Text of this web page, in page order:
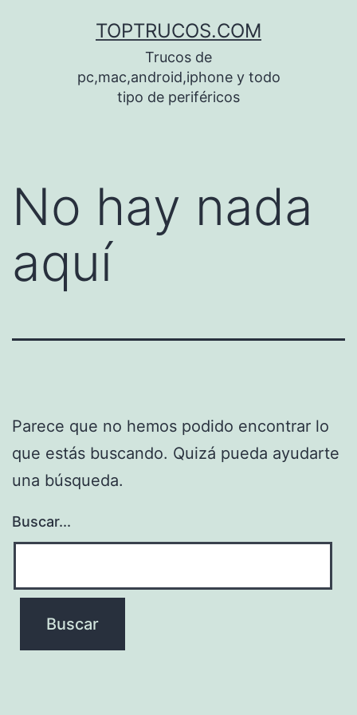
TOPTRUCOS.COM
Trucos de
pc,mac,android,iphone y todo
tipo de periféricos
No hay nada
aquí
Parece que no hemos podido encontrar lo
que estás buscando. Quizá pueda ayudarte
una búsqueda.
Buscar...